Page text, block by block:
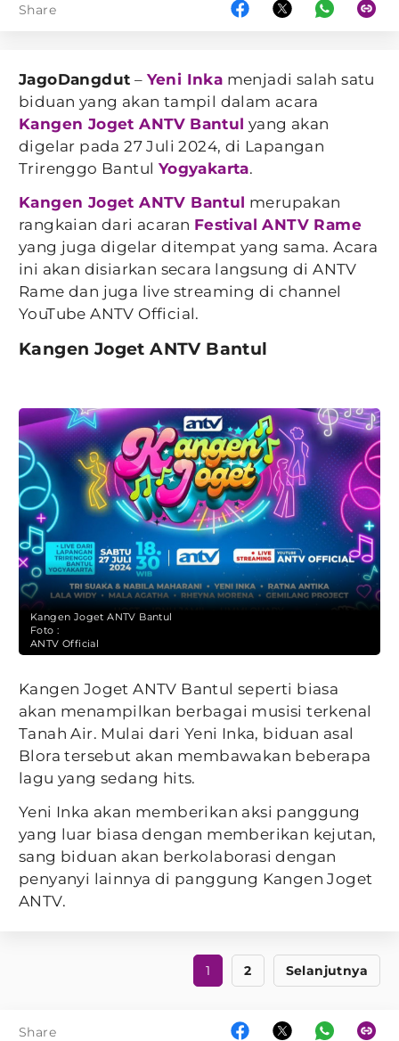
Share
JagoDangdut – Yeni Inka menjadi salah satu
biduan yang akan tampil dalam acara
Kangen Joget ANTV Bantul yang akan
digelar pada 27 Juli 2024, di Lapangan
Trirenggo Bantul Yogyakarta.
Kangen Joget ANTV Bantul merupakan
rangkaian dari acaran Festival ANTV Rame
yang juga digelar ditempat yang sama. Acara
ini akan disiarkan secara langsung di ANTV
Rame dan juga live streaming di channel
YouTube ANTV Official.
Kangen Joget ANTV Bantul
Kangen Joget ANTV Bantul
Foto :
ANTV Official
Kangen Joget ANTV Bantul seperti biasa
akan menampilkan berbagai musisi terkenal
Tanah Air. Mulai dari Yeni Inka, biduan asal
Blora tersebut akan membawakan beberapa
lagu yang sedang hits.
Yeni Inka akan memberikan aksi panggung
yang luar biasa dengan memberikan kejutan,
sang biduan akan berkolaborasi dengan
penyanyi lainnya di panggung Kangen Joget
ANTV.
1 2 Selanjutnya
Share